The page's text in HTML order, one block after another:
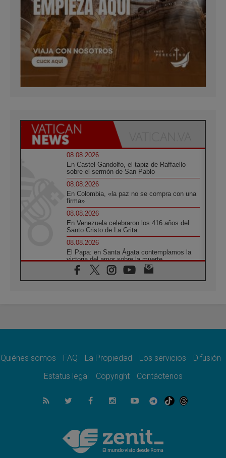
08.08.2026
En Castel Gandolfo, el tapiz de Raffaello
sobre el sermón de San Pablo
08.08.2026
En Colombia, «la paz no se compra con una
firma»
08.08.2026
En Venezuela celebraron los 416 años del
Santo Cristo de La Grita
08.08.2026
El Papa: en Santa Ágata contemplamos la
victoria del amor sobre la muerte
08.08.2026
León XIV visitará el Santuario de la Madre
07.08.2026
07.08.2026
el compromiso del cristiano"
La matanza de niños en Gaza no cesa: 300
muertos en 300 días
Tagle: La guerra desfigura el mundo, solo la
revelación de Dios lo transfigura
Quiénes somos FAQ La Propiedad Los servicios
Difusión
Estatus legal
Copyright Contáctenos